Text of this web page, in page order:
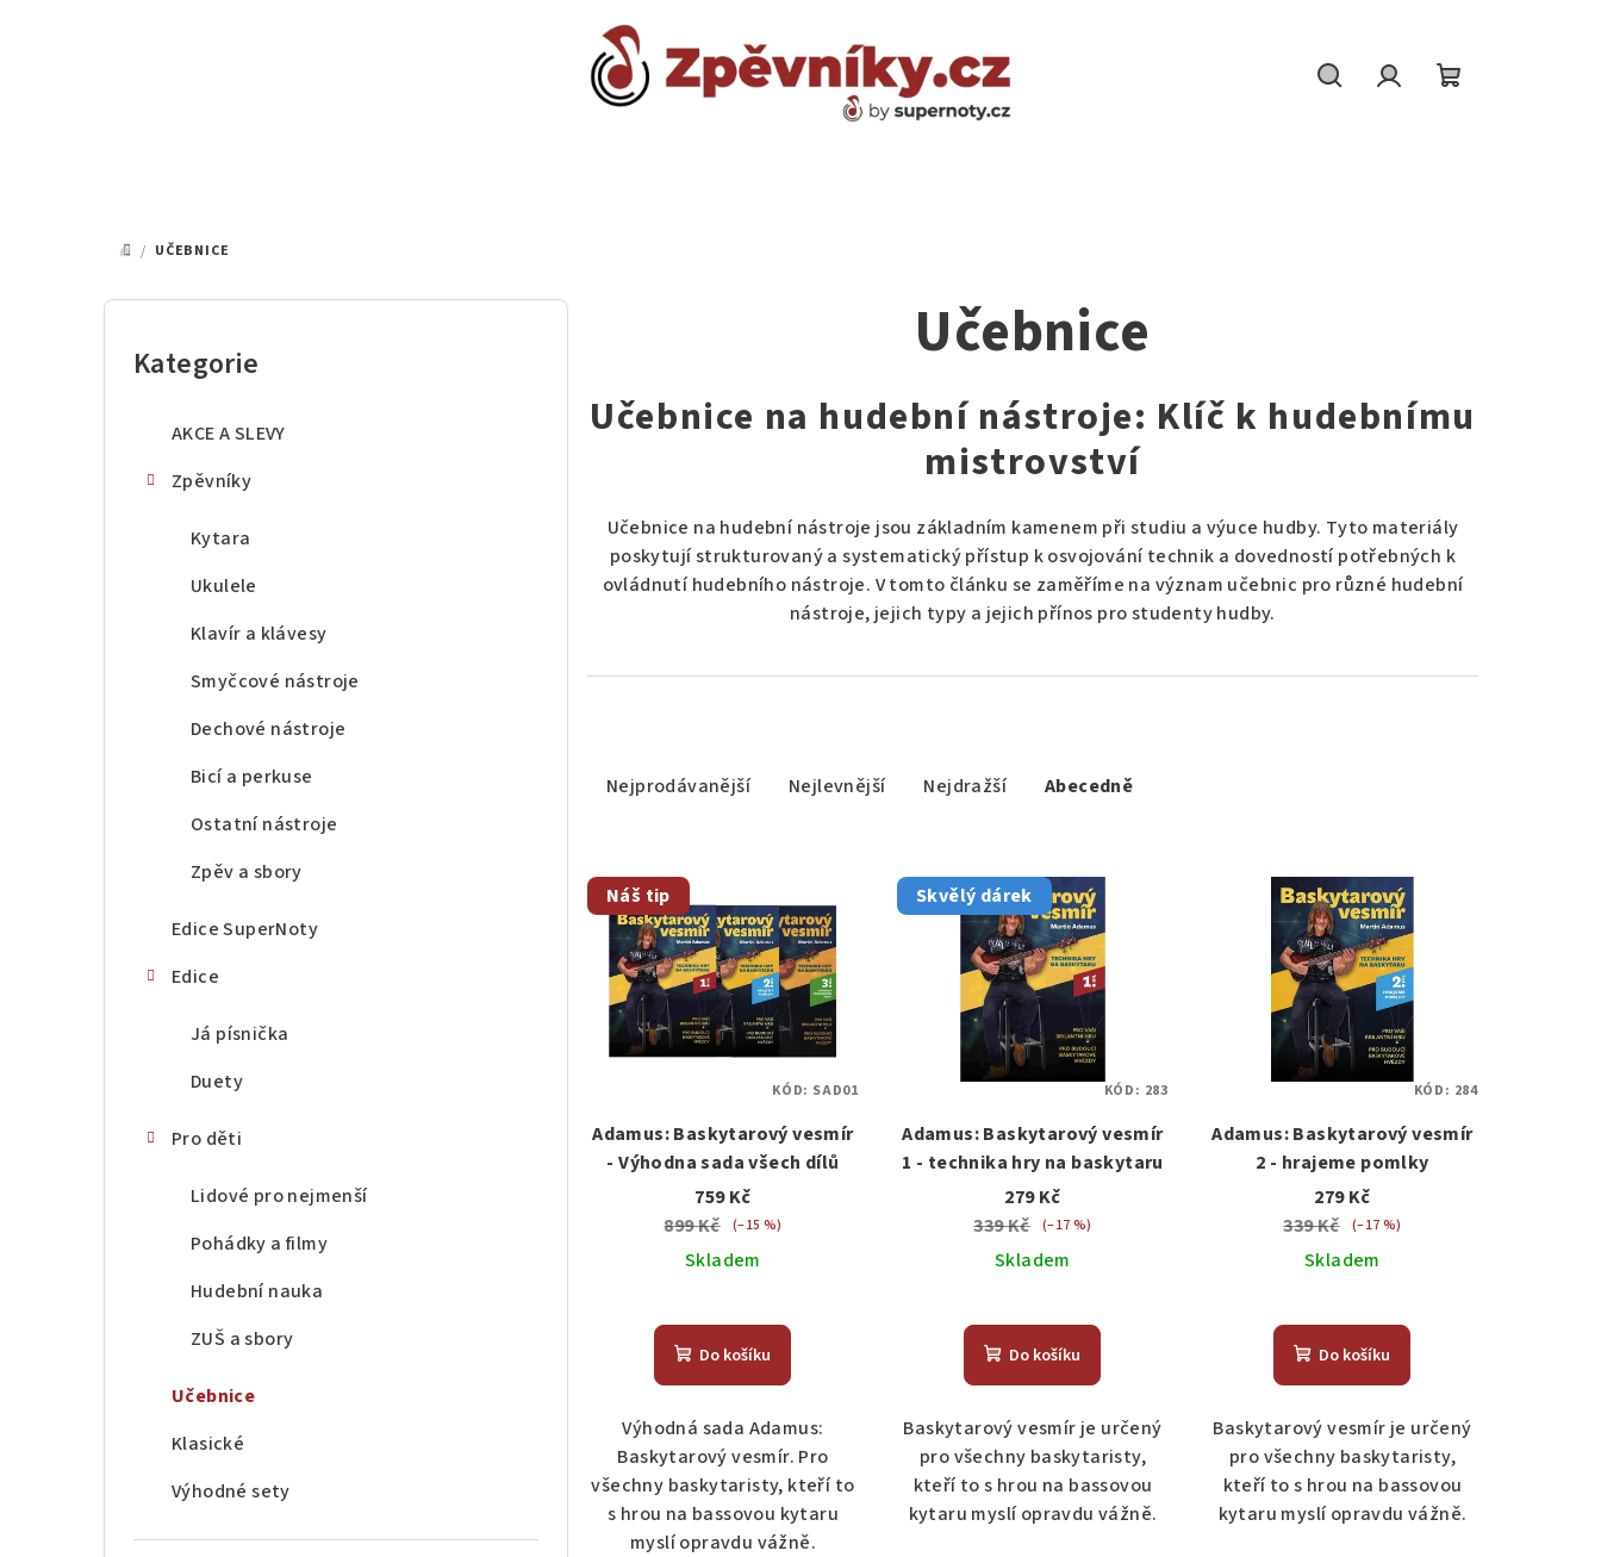
DOMŮ
/ UČEBNICE
P
Přeskočit
Kategorie
AKCE A SLEVY
Zpěvníky
Kytara
Ukulele
Klavír a klávesy
Smyčcové nástroje
Dechové nástroje
Bicí a perkuse
Ostatní nástroje
Zpěv a sbory
Edice SuperNoty
Edice
Já písnička
Duety
Pro děti
Lidové pro nejmenší
Pohádky a filmy
Hudební nauka
ZUŠ a sbory
Učebnice
Klasické
Výhodné sety
Učebnice
Učebnice na hudební nástroje: Klíč k hudebnímu
mistrovství
Učebnice na hudební nástroje jsou základním kamenem při studiu a výuce hudby. Tyto materiály
poskytují strukturovaný a systematický přístup k osvojování technik a dovedností potřebných k
ovládnutí hudebního nástroje. V tomto článku se zaměříme na význam učebnic pro různé hudební
nástroje, jejich typy a jejich přínos pro studenty hudby.
a
e
o
d
Nejprodávanější Nejlevnější Nejdražší Abecedně
V
ý
p
r
Náš tip
Adamus: Baskytarový vesmír
- Výhodna sada všech dílů
759 Kč
899 Kč
(–15 %)
Skladem
hodnocení
produktu
je
5,0
z
5
hvězdiček.
Do košíku
Výhodná sada Adamus:
Baskytarový vesmír. Pro
všechny baskytaristy, kteří to
s hrou na bassovou kytaru
myslí opravdu vážně.
KÓD: SAD01
Skvělý dárek
Adamus: Baskytarový vesmír
1 - technika hry na baskytaru
279 Kč
339 Kč
(–17 %)
Skladem
Do košíku
Baskytarový vesmír je určený
pro všechny baskytaristy,
kteří to s hrou na bassovou
kytaru myslí opravdu vážně.
KÓD: 283
Adamus: Baskytarový vesmír
2 - hrajeme pomlky
279 Kč
339 Kč
(–17 %)
Skladem
Do košíku
Baskytarový vesmír je určený
pro všechny baskytaristy,
kteří to s hrou na bassovou
kytaru myslí opravdu vážně.
KÓD: 284